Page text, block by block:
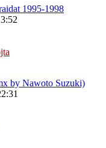
1995-1998
by Nawoto Suzuki)